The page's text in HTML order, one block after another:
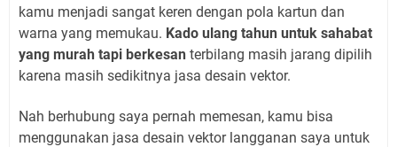
kamu menjadi sangat keren dengan pola kartun dan
warna yang memukau. Kado ulang tahun untuk sahabat
yang murah tapi berkesan terbilang masih jarang dipilih
karena masih sedikitnya jasa desain vektor.
Nah berhubung saya pernah memesan, kamu bisa
menggunakan jasa desain vektor langganan saya untuk